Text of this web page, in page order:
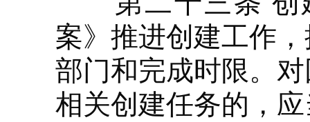
案》推进创建工作
部门和完成时限。
相关创建任务的，